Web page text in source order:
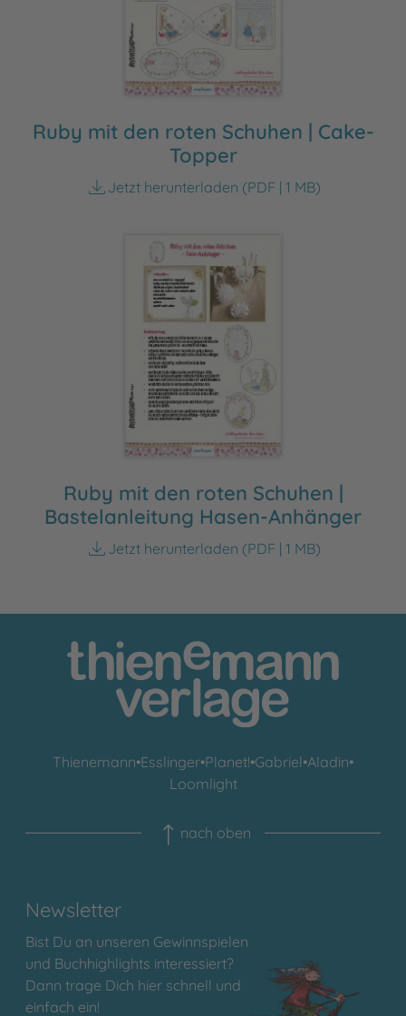
Ruby mit den roten Schuhen | Cake-
Topper
Jetzt herunterladen (PDF | 1 MB)
Ruby mit den roten Schuhen |
Bastelanleitung Hasen-Anhänger
Jetzt herunterladen (PDF | 1 MB)
Thienemann•Esslinger•Planet!•Gabriel•Aladin•
Loomlight
nach oben
Newsletter
Bist Du an unseren Gewinnspielen
und Buchhighlights interessiert?
Dann trage Dich hier schnell und
einfach ein!